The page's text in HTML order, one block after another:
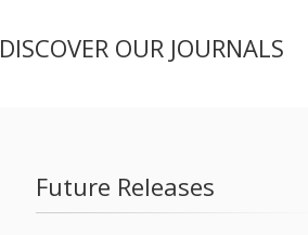
DISCOVER OUR JOURNALS
Future Releases